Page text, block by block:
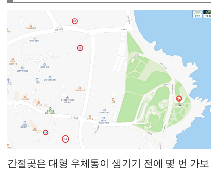
간절곶은 대형 우체통이 생기기 전에 몇 번 가보